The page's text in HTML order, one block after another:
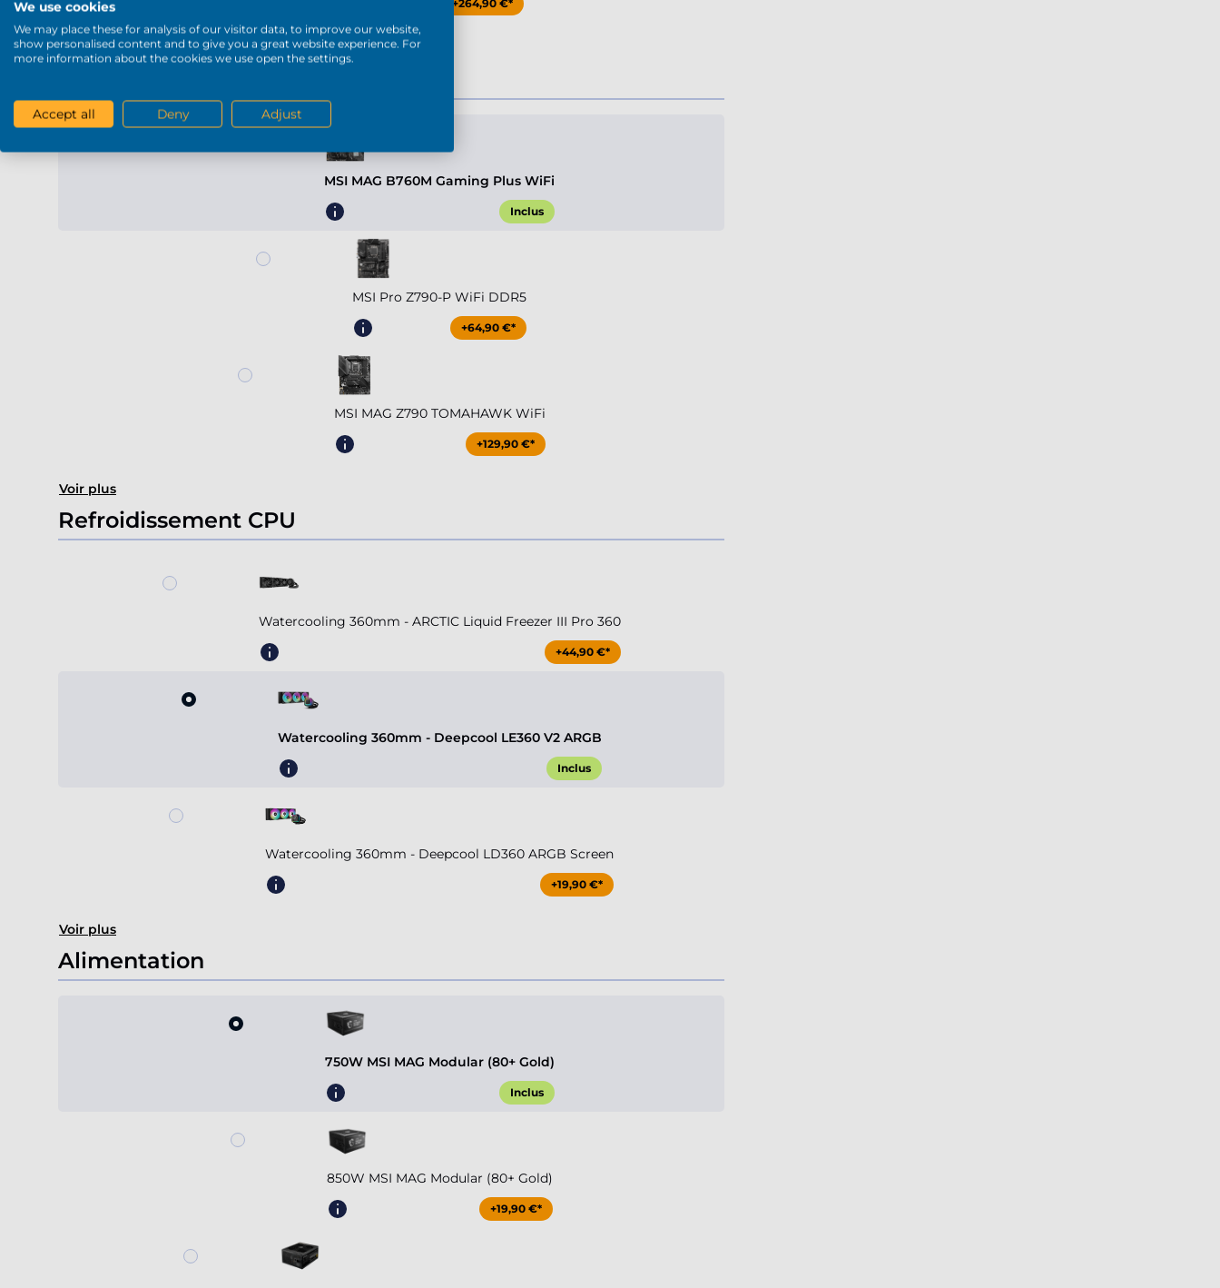
+264,90 €*
Voir plus
MSI MAG B760M Gaming Plus WiFi
Inclus
MSI Pro Z790-P WiFi DDR5
+64,90 €*
MSI MAG Z790 TOMAHAWK WiFi
+129,90 €*
Voir plus
Refroidissement CPU
Watercooling 360mm - ARCTIC Liquid Freezer III Pro 360
+44,90 €*
Watercooling 360mm - Deepcool LE360 V2 ARGB
Inclus
Watercooling 360mm - Deepcool LD360 ARGB Screen
+19,90 €*
Voir plus
Alimentation
750W MSI MAG Modular (80+ Gold)
Inclus
850W MSI MAG Modular (80+ Gold)
+19,90 €*
We use cookies
We may place these for analysis of our visitor data, to improve our website,
show personalised content and to give you a great website experience. For
more information about the cookies we use open the settings.
Accept all Deny Adjust